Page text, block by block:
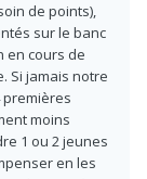
de points),
sur le banc
en cours de
Si jamais notre
moins
1 ou 2 jeunes
en les